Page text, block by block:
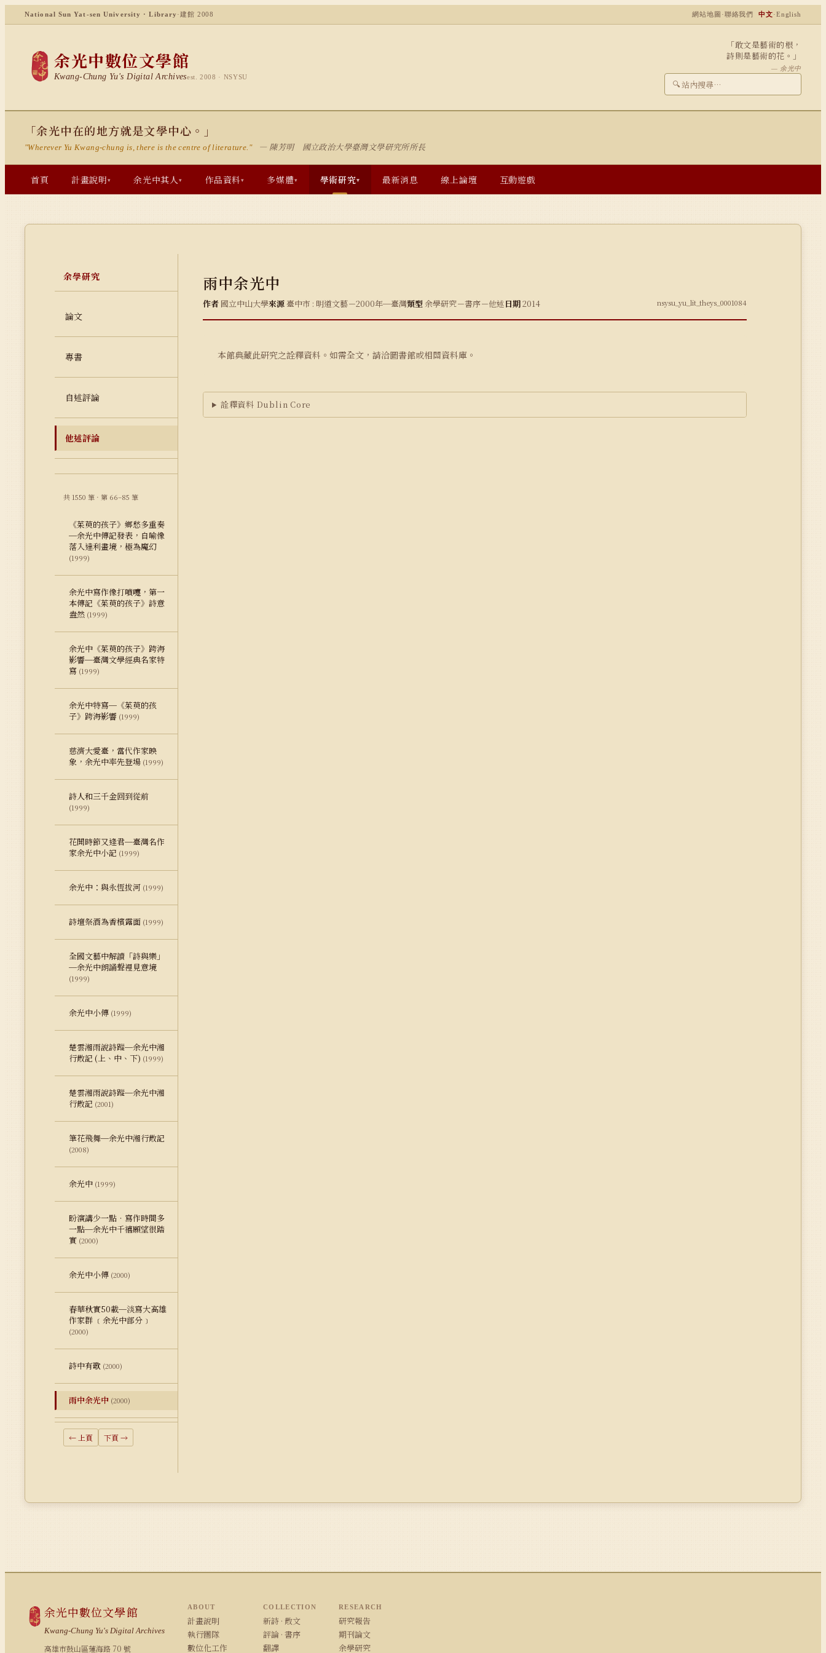
National Sun Yat-sen University · Library ·建館 2008 網站地圖 ·聯絡我們 中文·English
余光中數位文學館
Kwang-Chung Yu's Digital Archivesest. 2008 · NSYSU
「敢文是藝術的根，
詩則是藝術的花。」
— 余光中
🔍
「余光中在的地方就是文學中心。」
"Wherever Yu Kwang-chung is, there is the centre of literature." — 陳芳明 國立政治大學臺灣文學研究所所長
首頁 計畫說明▾ 余光中其人▾ 作品資料▾ 多媒體▾ 學術研究▾ 最新消息 線上論壇 互動遊戲
余學研究
論文
專書
自述評論
他述評論
共 1550 筆 · 第 66–85 筆
《茱萸的孩子》鄉愁多重奏
─余光中傳記發表，自喻像
落入達利畫境，極為魔幻
(1999)
余光中寫作像打噴嚏，第一
本傳記《茱萸的孩子》詩意
盎然 (1999)
余光中《茱萸的孩子》跨海
影響─臺灣文學經典名家特
寫 (1999)
余光中特寫─《茱萸的孩
子》跨海影響 (1999)
慈濟大愛臺，當代作家映
象，余光中率先登場 (1999)
詩人和三千金回到從前
(1999)
花開時節又逢君─臺灣名作
家余光中小記 (1999)
余光中：與永恆拔河 (1999)
詩壇祭酒為香檳露面 (1999)
全國文藝中解讀「詩與樂」
─余光中朗誦聲裡見意境
(1999)
余光中小傳 (1999)
楚雲湘雨說詩蹤─余光中湘
行散記 (上、中、下) (1999)
楚雲湘雨說詩蹤─余光中湘
行散記 (2001)
筆花飛舞─余光中湘行散記
(2008)
余光中 (1999)
盼演講少一點‧寫作時間多
一點─余光中千禧願望很踏
實 (2000)
余光中小傳 (2000)
春華秋實50載─淡寫大高雄
作家群 ﹝余光中部分﹞
(2000)
詩中有歌 (2000)
雨中余光中 (2000)
← 上頁 下頁 →
雨中余光中
作者 國立中山大學來源臺中市 : 明道文藝－2000年─臺灣類型 余學研究－書序－他述日期2014 nsysu_yu_lit_theys_0001084
本館典藏此研究之詮釋資料。如需全文，請洽圖書館或相關資料庫。
詮釋資料 Dublin Core
余光中數位文學館
Kwang-Chung Yu's Digital Archives
高雄市鼓山區蓮海路 70 號
ABOUT
計畫說明
執行團隊
數位化工作
COLLECTION
新詩 · 散文
評論 · 書序
翻譯
RESEARCH
研究報告
期刊論文
余學研究